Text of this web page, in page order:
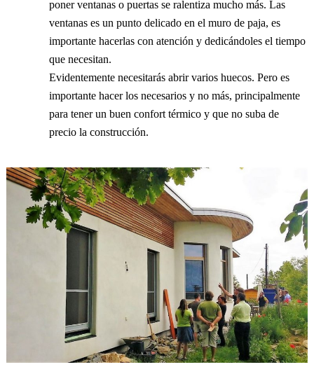
poner ventanas o puertas se ralentiza mucho más. Las
ventanas es un punto delicado en el muro de paja, es
importante hacerlas con atención y dedicándoles el tiempo
que necesitan.
Evidentemente necesitarás abrir varios huecos. Pero es
importante hacer los necesarios y no más, principalmente
para tener un buen confort térmico y que no suba de
precio la construcción.